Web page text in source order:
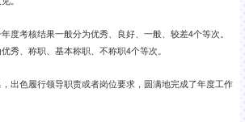
考核结果一般分为优秀、良好、一般、较差4个等次。
秀、称职、基本称职、不称职4个等次。
色履行领导职责或者岗位要求，圆满地完成了年度工作